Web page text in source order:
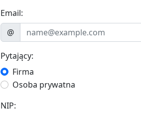
Email:
@
Pytający:
Firma
Osoba prywatna
NIP: